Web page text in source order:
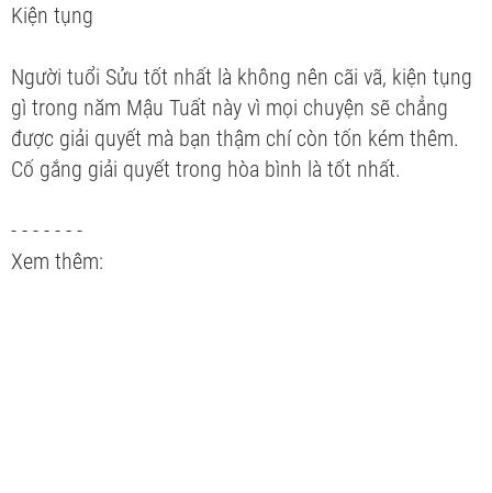
Kiện tụng
Người tuổi Sửu tốt nhất là không nên cãi vã, kiện tụng
gì trong năm Mậu Tuất này vì mọi chuyện sẽ chẳng
được giải quyết mà bạn thậm chí còn tốn kém thêm.
Cố gắng giải quyết trong hòa bình là tốt nhất.
- - - - - - -
Xem thêm: